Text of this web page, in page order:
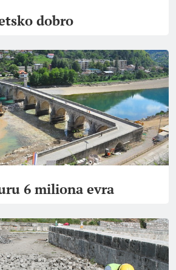
dobro
6 miliona evra